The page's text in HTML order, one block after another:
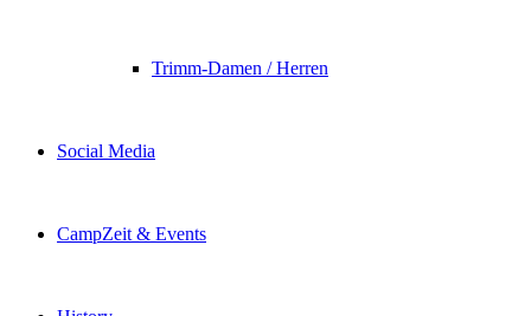
Trimm-Damen / Herren
Social Media
CampZeit & Events